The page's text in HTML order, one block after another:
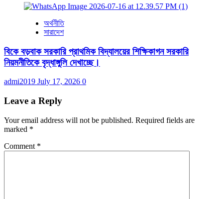
অর্থনীতি
সারাদেশ
বিকে বড়বাক সরকারি প্রাথমিক বিদ্যালয়ের শিক্ষিকাগন সরকারি
নিয়মনীতিকে বৃদ্ধাঙ্গুলি দেখাচ্ছে।
admi2019 July 17, 2026 0
Leave a Reply
Your email address will not be published. Required fields are
marked *
Comment *